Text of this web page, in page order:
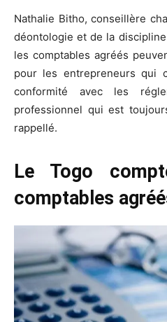
Nathalie Bitho, conseillère
déontologie et de la discipline
les comptables agréés
pour les entrepreneurs qui
conformité avec les
professionnel qui est
rappellé.
Le Togo
comptables